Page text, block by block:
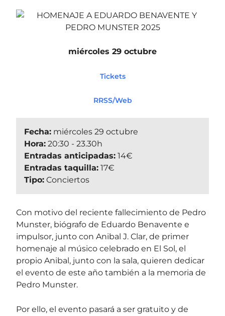
miércoles 29 octubre
Tickets
RRSS/Web
Fecha: miércoles 29 octubre
Hora: 20:30 - 23.30h
Entradas anticipadas: 14€
Entradas taquilla: 17€
Tipo: Conciertos
Con motivo del reciente fallecimiento de Pedro
Munster, biógrafo de Eduardo Benavente e
impulsor, junto con Anibal J. Clar, de primer
homenaje al músico celebrado en El Sol, el
propio Anibal, junto con la sala, quieren dedicar
el evento de este año también a la memoria de
Pedro Munster.
Por ello, el evento pasará a ser gratuito y de